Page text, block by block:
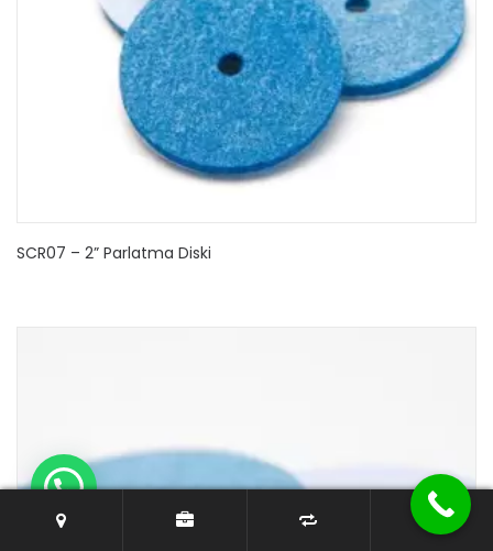
SCR07 – 2” Parlatma Diski
0